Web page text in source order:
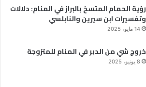
رؤية الحمام المتسخ بالبراز في المنام: دلالات
وتفسيرات ابن سيرين والنابلسي
14 مايو، 2025
خروج شي من الدبر في المنام للمتزوجة
8 يونيو، 2025